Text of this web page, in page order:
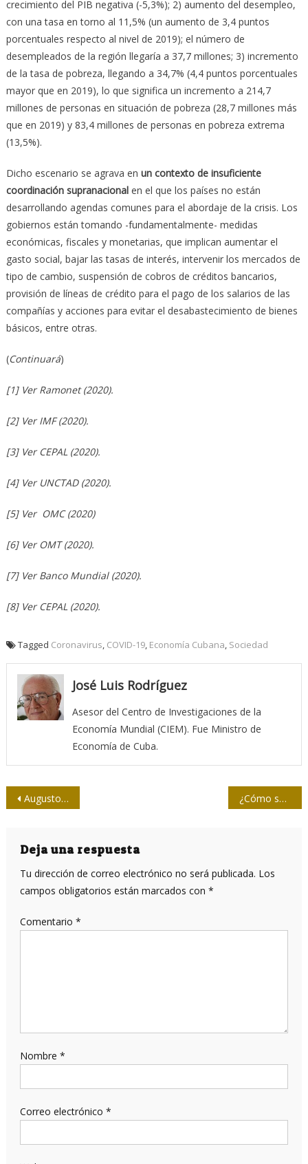
crecimiento del PIB negativa (-5,3%); 2) aumento del desempleo,
con una tasa en torno al 11,5% (un aumento de 3,4 puntos
porcentuales respecto al nivel de 2019); el número de
desempleados de la región llegaría a 37,7 millones; 3) incremento
de la tasa de pobreza, llegando a 34,7% (4,4 puntos porcentuales
mayor que en 2019), lo que significa un incremento a 214,7
millones de personas en situación de pobreza (28,7 millones más
que en 2019) y 83,4 millones de personas en pobreza extrema
(13,5%).
Dicho escenario se agrava en un contexto de insuficiente
coordinación supranacionalen el que los países no están
desarrollando agendas comunes para el abordaje de la crisis. Los
gobiernos están tomando -fundamentalmente- medidas
económicas, fiscales y monetarias, que implican aumentar el
gasto social, bajar las tasas de interés, intervenir los mercados de
tipo de cambio, suspensión de cobros de créditos bancarios,
provisión de líneas de crédito para el pago de los salarios de las
compañías y acciones para evitar el desabastecimiento de bienes
básicos, entre otras.
(Continuará)
[1] Ver Ramonet (2020).
[2] Ver IMF (2020).
[3] Ver CEPAL (2020).
[4] Ver UNCTAD (2020).
[5] Ver OMC (2020)
[6] Ver OMT (2020).
[7] Ver Banco Mundial (2020).
[8] Ver CEPAL (2020).
Tagged Coronavirus COVID-19, Economía Cubana Sociedad
José Luis Rodríguez
Asesor del Centro de Investigaciones de la
Economía Mundial (CIEM). Fue Ministro de
Economía de Cuba.
Navegación
entradas
Augusto Blanca: “Volverán tiempos mejores …” ¿Cómo será el mundo pospandemia?
Deja una respuesta
Tu dirección de correo electrónico no será publicada. Los
campos obligatorios están marcados con *
Comentario *
Nombre *
Correo electrónico *